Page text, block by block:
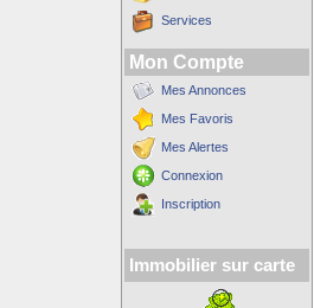
Services
Mon Compte
Mes Annonces
Mes Favoris
Mes Alertes
Connexion
Inscription
Immobilier sur carte